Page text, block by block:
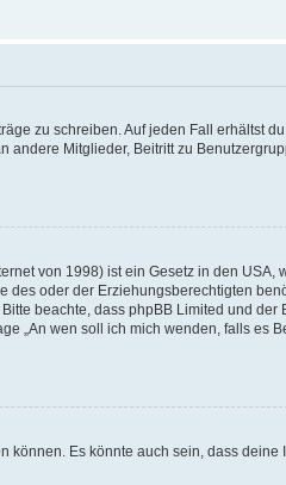
zu schreiben. Auf jeden Fall erhältst
andere Mitglieder, Beitritt zu
von 1998) ist ein Gesetz in den USA,
oder der Erziehungsberechtigten
beachte, dass phpBB Limited und der
„An wen soll ich mich wenden, falls es
können. Es könnte auch sein, dass deine